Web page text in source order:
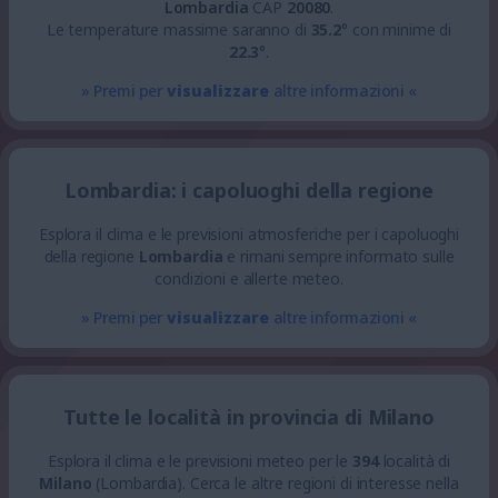
Lombardia CAP 20080.
Le temperature massime saranno di 35.2° con minime di
22.3°.
» Premi pervisualizzare altre informazioni «
Lombardia: i capoluoghi della regione
Esplora il clima e le previsioni atmosferiche per i capoluoghi
della regione Lombardia e rimani sempre informato sulle
condizioni e allerte meteo.
» Premi pervisualizzare altre informazioni «
Tutte le località in provincia di Milano
Esplora il clima e le previsioni meteo per le 394località di
Milano (Lombardia). Cerca le altre regioni di interesse nella